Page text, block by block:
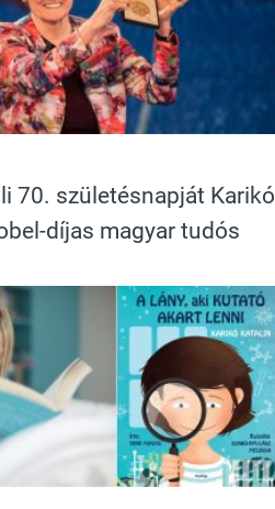
70. születésnapját Karikó
díjas magyar tudós